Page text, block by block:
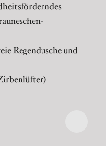
Regendusche und